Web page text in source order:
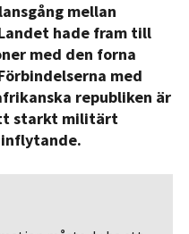
mellan
hade fram till
med den forna
med
republiken är
starkt militärt